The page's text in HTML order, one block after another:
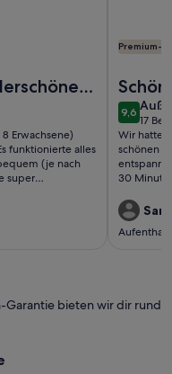
Erwachsene)
funktionierte alles
(je nach
super
Premium-
9,69,6 von
17
(17
Wir
schönen
30
bieten wir dir rund